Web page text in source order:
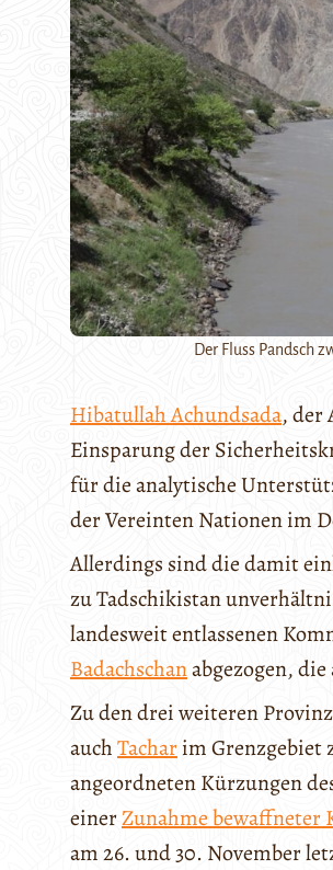
Der Fluss Pandsch
Hibatullah Achundsada, der
Einsparung der
für die analytische
der Vereinten Nationen im
Allerdings sind die damit
zu Tadschikistan
landesweit entlassenen
Badachschanabgezogen,
Zu den drei weiteren
auchTacharim Grenzgebiet
angeordneten Kürzungen
einerZunahme bewaffneter
am 26. und 30. November